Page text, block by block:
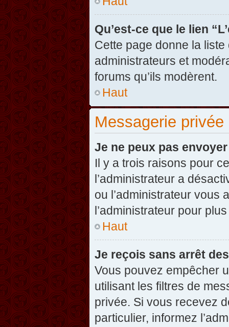
Qu’est-ce que le lien
Cette page donne la
administrateurs et
forums qu’ils modèrent.
Haut
Messagerie privée
Je ne peux pas
Il y a trois raisons pour
l’administrateur a
ou l’administrateur vous
l’administrateur pour
Haut
Je reçois sans arrêt
Vous pouvez empêcher
utilisant les filtres de
privée. Si vous recevez
particulier, informez